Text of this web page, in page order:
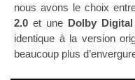
nous avons le choix
2.0 et uneDolby Digital
identique à la version
beaucoup plus